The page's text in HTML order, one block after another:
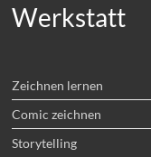
Werkstatt
Zeichnen lernen
Comic zeichnen
Storytelling